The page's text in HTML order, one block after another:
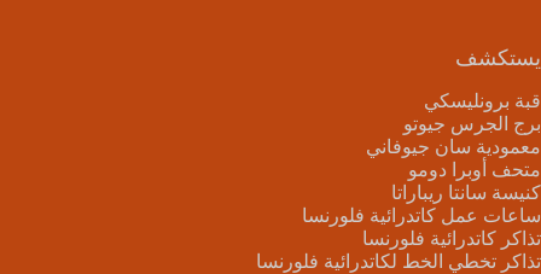
يستكشف
قبة برونليسكي
برج الجرس جيوتو
معمودية سان جيوفاني
متحف أوبرا دومو
كنيسة سانتا ريباراتا
ساعات عمل كاتدرائية فلورنسا
تذاكر كاتدرائية فلورنسا
تذاكر تخطي الخط لكاتدرائية فلورنسا